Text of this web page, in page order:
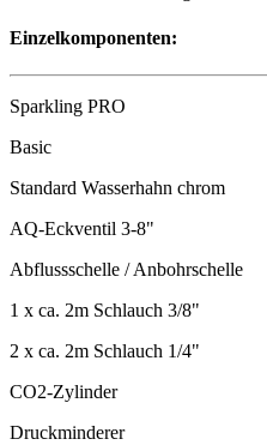
Einzelkomponenten:
Sparkling PRO
Basic
Standard Wasserhahn chrom
AQ-Eckventil 3-8"
Abflussschelle / Anbohrschelle
1 x ca. 2m Schlauch 3/8"
2 x ca. 2m Schlauch 1/4"
CO2-Zylinder
Druckminderer